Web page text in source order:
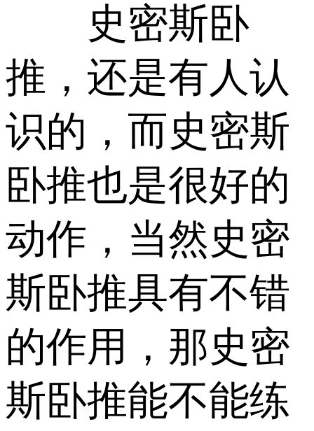
史密斯卧
推，还是有人认
识的，而史密斯
卧推也是很好的
动作，当然史密
斯卧推具有不错
的作用，那史密
斯卧推能不能练